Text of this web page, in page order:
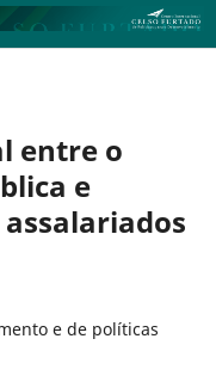
entre o
e
e de políticas